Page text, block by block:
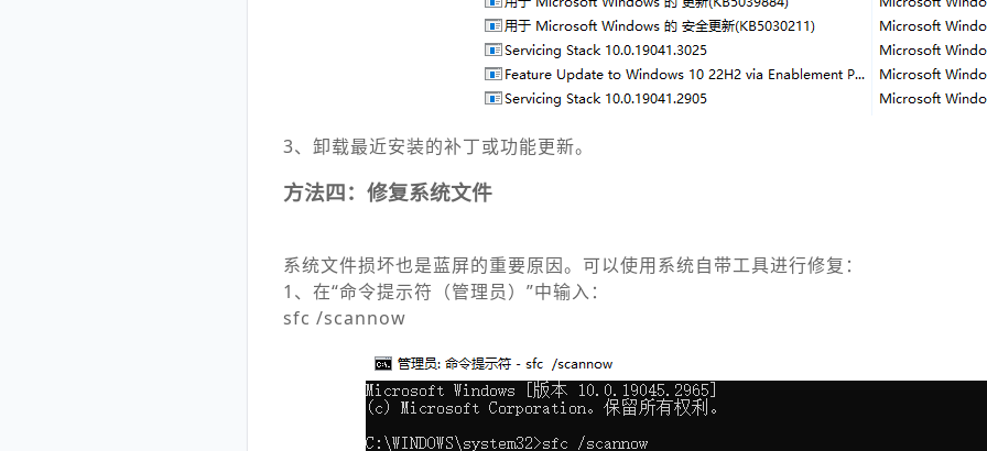
3、卸载最近安装的补丁或功能更新。
方法四：修复系统文件
系统文件损坏也是蓝屏的重要原因。可以使用系统自带工具进行修复：
1、在“命令提示符（管理员）”中输入：
sfc /scannow